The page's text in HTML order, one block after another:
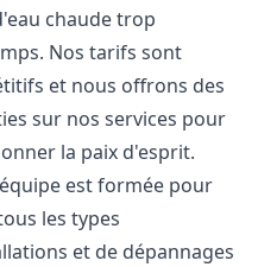
chaude trop
Nos tarifs sont
et nous offrons des
sur nos services pour
la paix d'esprit.
est formée pour
les types
et de dépannages